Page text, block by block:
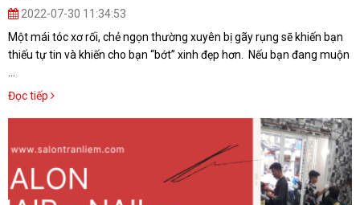
2022-07-30 11:34:53
Một mái tóc xơ rối, chẻ ngọn thường xuyên bị gãy rụng sẽ khiến bạn
thiếu tự tin và khiến cho bạn “bớt” xinh đẹp hơn. Nếu bạn đang muộn
Đọc tiếp